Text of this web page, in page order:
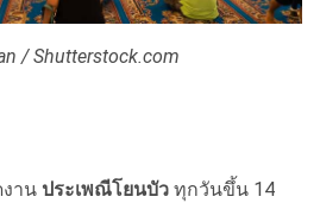
/ Shutterstock.com
าน ประเพณีโยนบัว ทุกวันขึ้น 14